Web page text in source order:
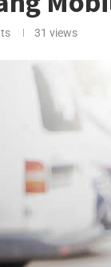
31 views